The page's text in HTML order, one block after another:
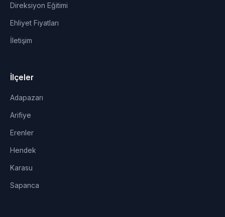
Direksiyon Eğitimi
Ehliyet Fiyatları
İletişim
İlçeler
Adapazarı
Arifiye
Erenler
Hendek
Karasu
Sapanca